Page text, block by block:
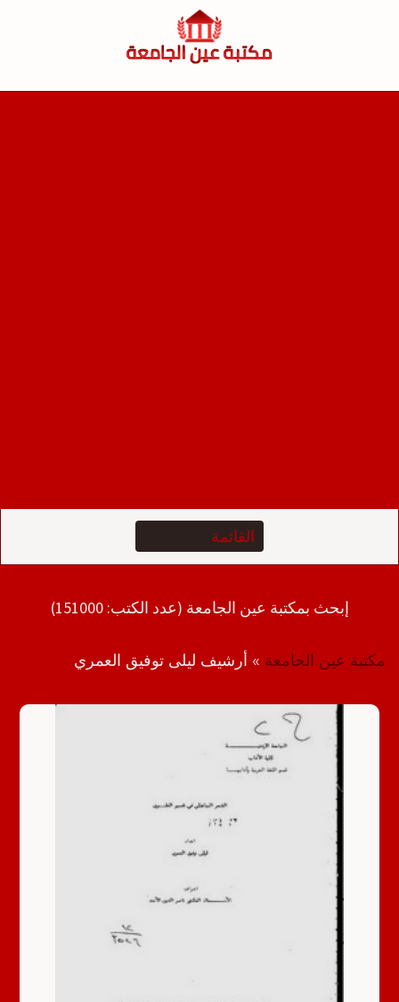
إبحث بمكتبة عين الجامعة (عدد الكتب: 151000)
مكتبة عين الجامعة » أرشيف ليلى توفيق العمري